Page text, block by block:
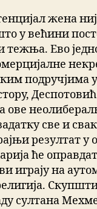
жена
у већини
тежња. Ево
подручјима
Деспотовић
ове
све и
резултат у
ће
играју на
султана